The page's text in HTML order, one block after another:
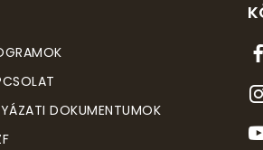
DOKUMENTUMOK